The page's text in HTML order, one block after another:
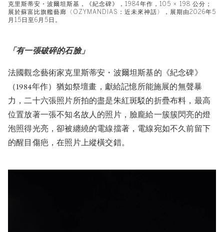
克里斯蒂安・波爾坦斯基，《紀念碑》，1984年作，105 × 198 公分；
展於蘇富比旗艦藝廊〈OZYMANDIAS：近未來神話〉，展期由2026年5
月15日至6月5日。
「有一張破碎的石臉」
法國觀念藝術家克里斯蒂安・波爾坦斯基的《紀念碑》
（1984年作）猶如祭壇畫，獻給記憶所能施展的無聲暴
力，二十六張照片所拍的盡是朱紅斑駁的折疊布料，最高
位置放著一張不知名故人的照片，臉龐給一簇簇閃亮的燈
泡照得光亮，卻被纏繞的電線擋著，電線宛如不久前留下
的醒目傷疤，在照片上縱橫交錯。